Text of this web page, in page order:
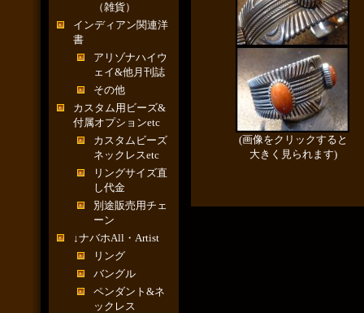
（雑貨）
インディアン関連洋
書
アリゾナハイウ
ェイ&他月刊誌
その他
カスタム用ビーズ&
付属オプションetc
カスタムビーズ
ネックレスetc
リングサイズ直
し代金
別途販売用チェ
ーン
↓ナバホAll・Artist
リング
バングル
ペンダント&ネ
ックレス
(画像をクリックすると
大きく見られます)